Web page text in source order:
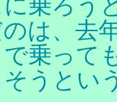
乗ろう
は、去
乗って
うとい